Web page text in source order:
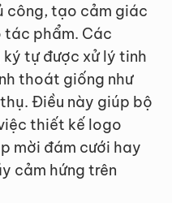
công, tạo cảm giác
tác phẩm. Các
tự được xử lý tinh
thoát giống như
Điều này giúp bộ
thiết kế logo
mời đám cưới hay
cảm hứng trên